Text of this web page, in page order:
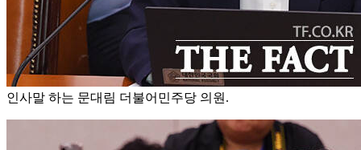
인사말 하는 문대림 더불어민주당 의원.